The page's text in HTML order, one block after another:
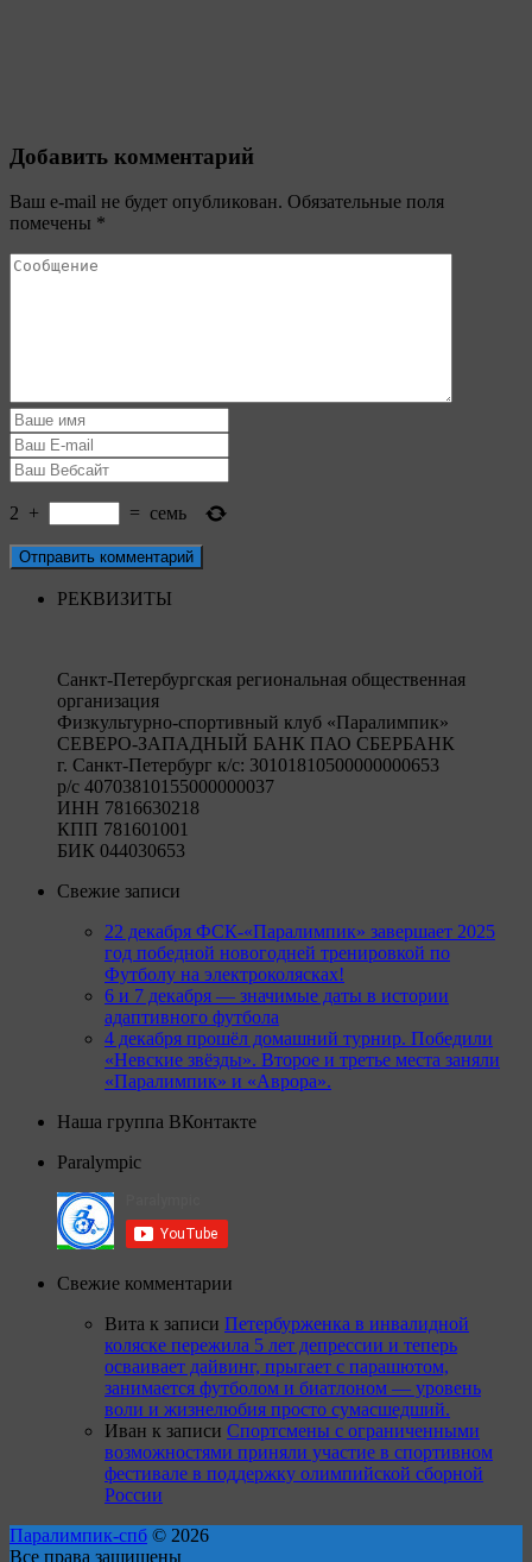
Добавить комментарий
Ваш e-mail не будет опубликован. Обязательные поля
помечены *
2 + = семь
РЕКВИЗИТЫ
Санкт-Петербургская региональная общественная
организация
Физкультурно-спортивный клуб «Паралимпик»
СЕВЕРО-ЗАПАДНЫЙ БАНК ПАО СБЕРБАНК
г. Санкт-Петербург к/c: 30101810500000000653
р/c 40703810155000000037
ИНН 7816630218
КПП 781601001
БИК 044030653
Свежие записи
22 декабря ФСК-«Паралимпик» завершает 2025
год победной новогодней тренировкой по
Футболу на электроколясках!
6 и 7 декабря — значимые даты в истории
адаптивного футбола
4 декабря прошёл домашний турнир. Победили
«Невские звёзды». Второе и третье места заняли
«Паралимпик» и «Аврора».
Наша группа ВКонтакте
Paralympic
Свежие комментарии
Вита к записи Петербурженка в инвалидной
коляске пережила 5 лет депрессии и теперь
осваивает дайвинг, прыгает с парашютом,
занимается футболом и биатлоном — уровень
воли и жизнелюбия просто сумасшедший.
Иван к записи Спортсмены с ограниченными
возможностями приняли участие в спортивном
фестивале в поддержку олимпийской сборной
России
Паралимпик-спб © 2026
Все права защищены